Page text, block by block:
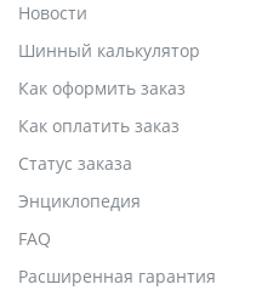
Новости
Шинный калькулятор
Как оформить заказ
Как оплатить заказ
Статус заказа
Энциклопедия
FAQ
Расширенная гарантия